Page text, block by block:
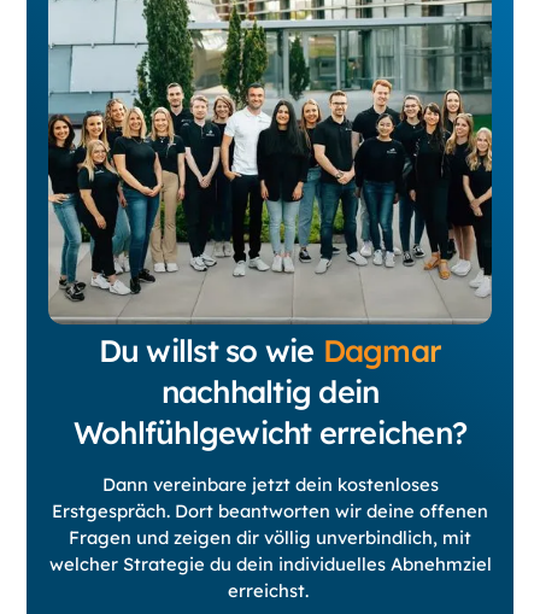
Du willst so wie Dagmar
nachhaltig dein
Wohlfühlgewicht erreichen?
Dann vereinbare jetzt dein kostenloses
Erstgespräch. Dort beantworten wir deine offenen
Fragen und zeigen dir völlig unverbindlich, mit
welcher Strategie du dein individuelles Abnehmziel
erreichst.